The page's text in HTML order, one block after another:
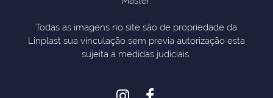
Todas as imagens no site são de propriedade da
Linplast sua vinculação sem previa autorização esta
sujeita a medidas judiciais.